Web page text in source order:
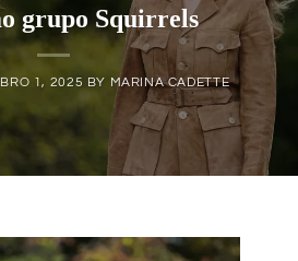
grupo Squirrels
1, 2025 BY MARINA CADETTE